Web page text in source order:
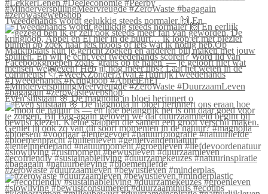
Tweedehands wordt gelukkig steeds normaler 🙌 En
Even stilstaan 🌸 De magnolia in bloei herinnert o
#zerowaste #duurzaamleven #bewustleven #minderplas